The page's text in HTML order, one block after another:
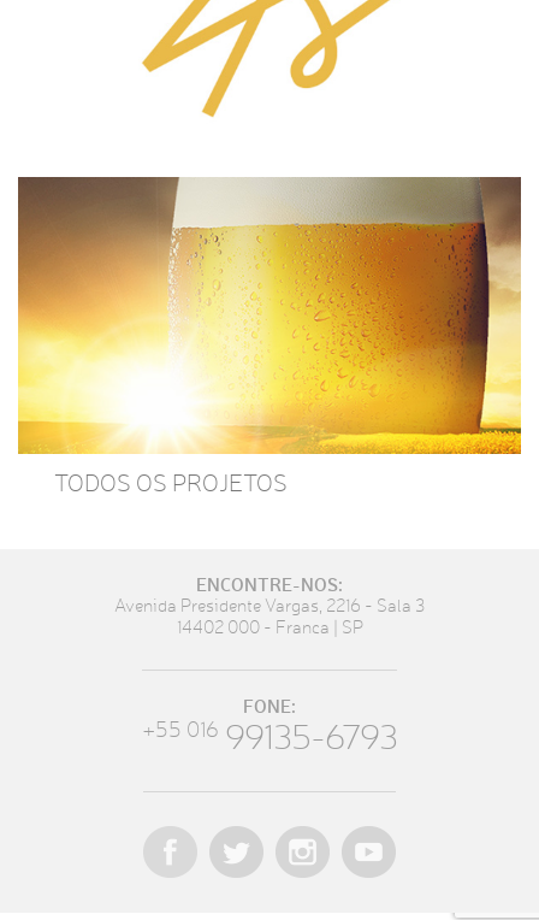
TODOS OS PROJETOS
ENCONTRE-NOS:
Avenida Presidente Vargas, 2216 - Sala 3
14402 000 - Franca | SP
FONE:
+55 016 99135-6793